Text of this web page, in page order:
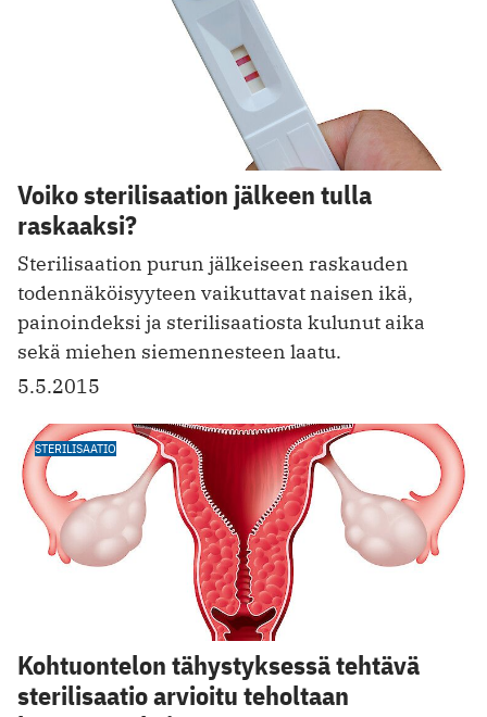
Voiko sterilisaation jälkeen tulla
raskaaksi?
Sterilisaation purun jälkeiseen raskauden
todennäköisyyteen vaikuttavat naisen ikä,
painoindeksi ja sterilisaatiosta kulunut aika
sekä miehen siemennesteen laatu.
5.5.2015
STERILISAATIO
Kohtuontelon tähystyksessä tehtävä
sterilisaatio arvioitu teholtaan